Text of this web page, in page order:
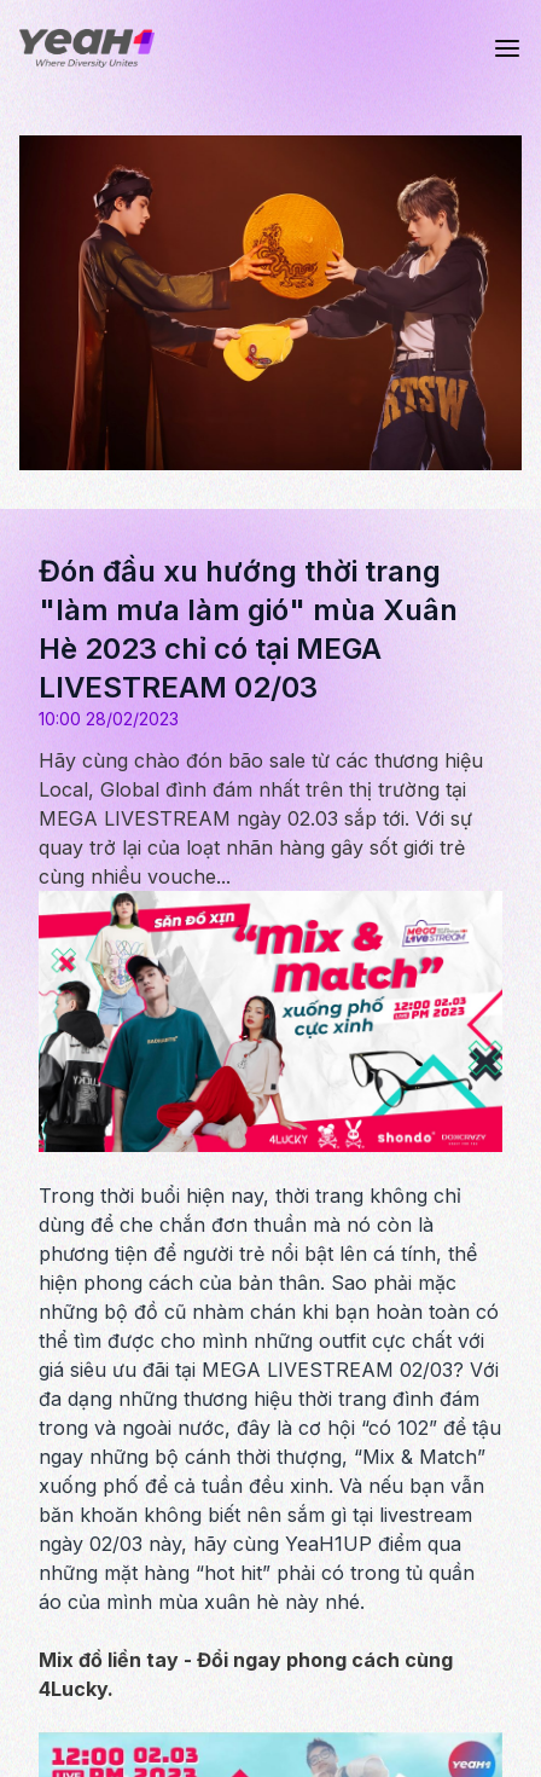
Đón đầu xu hướng thời trang
"làm mưa làm gió" mùa Xuân
Hè 2023 chỉ có tại MEGA
LIVESTREAM 02/03
10:00 28/02/2023
Hãy cùng chào đón bão sale từ các thương hiệu
Local, Global đình đám nhất trên thị trường tại
MEGA LIVESTREAM ngày 02.03 sắp tới. Với sự
quay trở lại của loạt nhãn hàng gây sốt giới trẻ
cùng nhiều vouche...
Trong thời buổi hiện nay, thời trang không chỉ
dùng để che chắn đơn thuần mà nó còn là
phương tiện để người trẻ nổi bật lên cá tính, thể
hiện phong cách của bản thân. Sao phải mặc
những bộ đồ cũ nhàm chán khi bạn hoàn toàn có
thể tìm được cho mình những outfit cực chất với
giá siêu ưu đãi tại MEGA LIVESTREAM 02/03? Với
đa dạng những thương hiệu thời trang đình đám
trong và ngoài nước, đây là cơ hội “có 102” để tậu
ngay những bộ cánh thời thượng, “Mix & Match”
xuống phố để cả tuần đều xinh. Và nếu bạn vẫn
băn khoăn không biết nên sắm gì tại livestream
ngày 02/03 này, hãy cùng YeaH1UP điểm qua
những mặt hàng “hot hit” phải có trong tủ quần
áo của mình mùa xuân hè này nhé.
Mix đồ liền tay - Đổi ngay phong cách cùng
4Lucky.